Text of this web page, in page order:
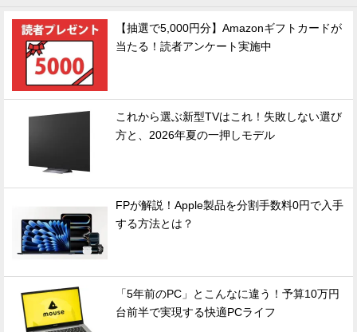
【抽選で5,000円分】Amazonギフトカードが
当たる！読者アンケート実施中
これから選ぶ新型TVはこれ！失敗しない選び
方と、2026年夏の一押しモデル
FPが解説！Apple製品を分割手数料0円で入手
する方法とは？
「5年前のPC」とこんなに違う！予算10万円
台前半で実現する快適PCライフ